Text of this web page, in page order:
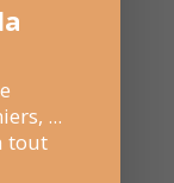
...
tout